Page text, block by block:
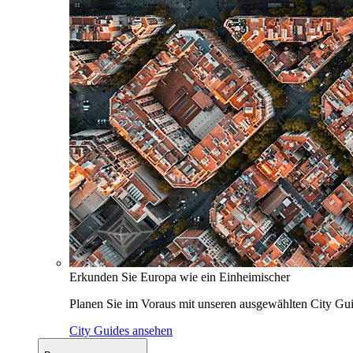
Erkunden Sie Europa wie ein Einheimischer
Planen Sie im Voraus mit unseren ausgewählten City
City Guides ansehen